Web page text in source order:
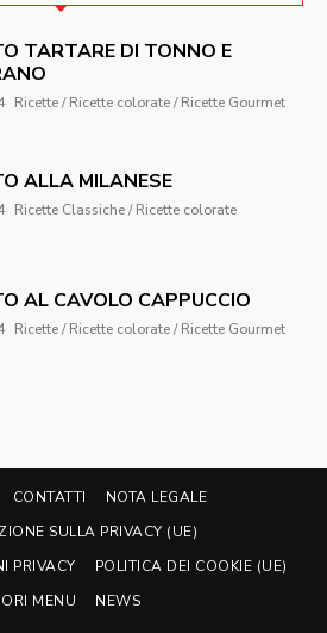
TARTARE DI TONNO E
Ricette / Ricette colorate / Ricette Gourmet
ALLA MILANESE
Ricette Classiche / Ricette colorate
AL CAVOLO CAPPUCCIO
Ricette / Ricette colorate / Ricette Gourmet
CONTATTI
NOTA LEGALE
SULLA PRIVACY (UE)
PRIVACY
POLITICA DEI COOKIE (UE)
MENU
NEWS